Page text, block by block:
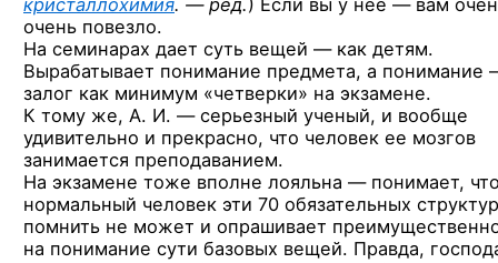
кристаллохимия. — ред.) Если вы у нее — вам
очень повезло.
На семинарах дает суть вещей — как детям.
Вырабатывает понимание предмета, а понимание
залог как минимум «четверки» на экзамене.
К тому же, А. И. — серьезный ученый, и вообще
удивительно и прекрасно, что человек ее мозгов
занимается преподаванием.
На экзамене тоже вполне лояльна — понимает,
нормальный человек эти 70 обязательных структур
помнить не может и опрашивает
на понимание сути базовых вещей. Правда,